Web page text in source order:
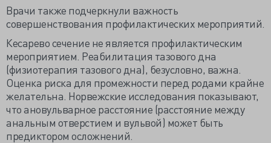
Врачи также подчеркнули важность
совершенствования профилактических мероприятий.
Кесарево сечение не является профилактическим
мероприятием. Реабилитация тазового дна
(физиотерапия тазового дна), безусловно, важна.
Оценка риска для промежности перед родами крайне
желательна. Норвежские исследования показывают,
что ановульварное расстояние (расстояние между
анальным отверстием и вульвой) может быть
предиктором осложнений.